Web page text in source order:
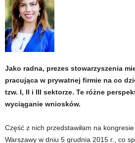
Jako radna, prezes stowarzyszenia
pracująca w prywatnej firmie na co
tzw. I, II i III sektorze. Te różne
wyciąganie wniosków.
Część z nich przedstawiłam na
Warszawy w dniu 5 grudnia 2015 r., co